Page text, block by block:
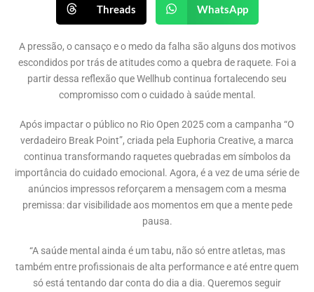
Threads WhatsApp
A pressão, o cansaço e o medo da falha são alguns dos motivos
escondidos por trás de atitudes como a quebra de raquete. Foi a
partir dessa reflexão que Wellhub continua fortalecendo seu
compromisso com o cuidado à saúde mental.
Após impactar o público no Rio Open 2025 com a campanha “O
verdadeiro Break Point”, criada pela Euphoria Creative, a marca
continua transformando raquetes quebradas em símbolos da
importância do cuidado emocional. Agora, é a vez de uma série de
anúncios impressos reforçarem a mensagem com a mesma
premissa: dar visibilidade aos momentos em que a mente pede
pausa.
“A saúde mental ainda é um tabu, não só entre atletas, mas
também entre profissionais de alta performance e até entre quem
só está tentando dar conta do dia a dia. Queremos seguir